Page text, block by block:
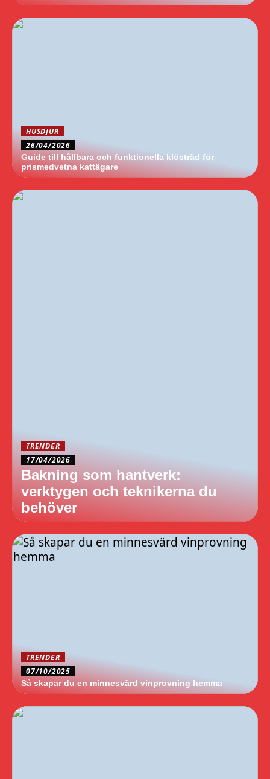
HUSDJUR
26/04/2026
Guide till hållbara och funktionella klösträd för
prismedvetna kattägare
TRENDER
17/04/2026
Bakning som hantverk:
verktygen och teknikerna du
behöver
TRENDER
07/10/2025
Så skapar du en minnesvärd vinprovning hemma